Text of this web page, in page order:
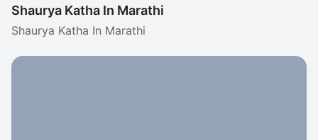
Shaurya Katha In Marathi
Shaurya Katha In Marathi